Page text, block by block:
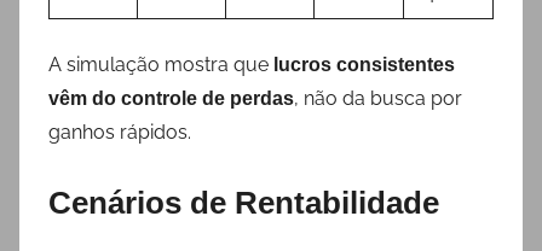
A simulação mostra que lucros consistentes
vêm do controle de perdas, não da busca por
ganhos rápidos.
Cenários de Rentabilidade